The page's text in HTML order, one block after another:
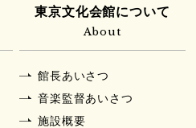
東京文化会館について
About
館長あいさつ
音楽監督あいさつ
施設概要